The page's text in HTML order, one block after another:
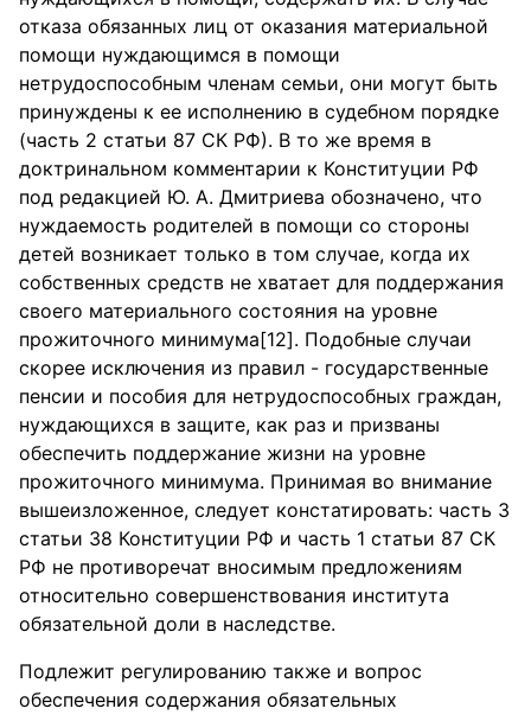
отказа обязанных лиц от оказания материальной
помощи нуждающимся в помощи
нетрудоспособным членам семьи, они могут быть
принуждены к ее исполнению в судебном порядке
(часть 2 статьи 87 СК РФ). В то же время в
доктринальном комментарии к Конституции РФ
под редакцией Ю. А. Дмитриева обозначено, что
нуждаемость родителей в помощи со стороны
детей возникает только в том случае, когда их
собственных средств не хватает для поддержания
своего материального состояния на уровне
прожиточного минимума[12]. Подобные случаи
скорее исключения из правил - государственные
пенсии и пособия для нетрудоспособных граждан,
нуждающихся в защите, как раз и призваны
обеспечить поддержание жизни на уровне
прожиточного минимума. Принимая во внимание
вышеизложенное, следует констатировать: часть 3
статьи 38 Конституции РФ и часть 1 статьи 87 СК
РФ не противоречат вносимым предложениям
относительно совершенствования института
обязательной доли в наследстве.
Подлежит регулированию также и вопрос
обеспечения содержания обязательных